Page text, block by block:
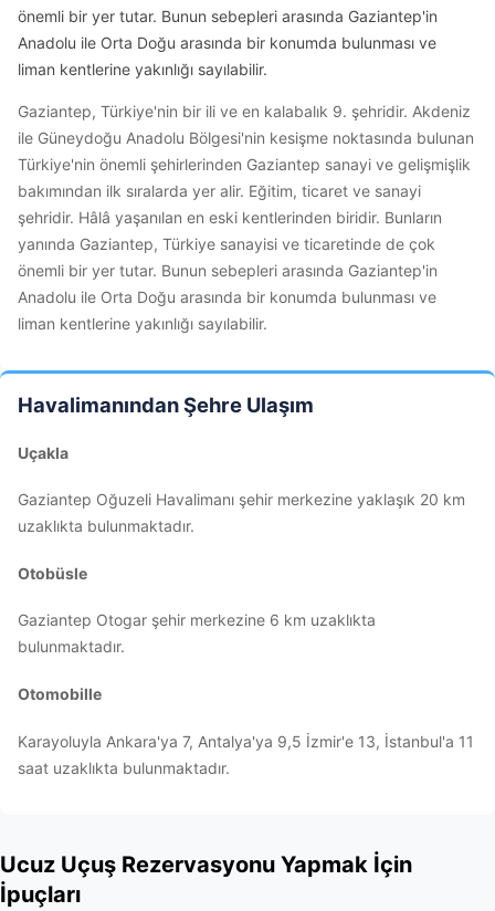
önemli bir yer tutar. Bunun sebepleri arasında Gaziantep'in
Anadolu ile Orta Doğu arasında bir konumda bulunması ve
liman kentlerine yakınlığı sayılabilir.
Gaziantep, Türkiye'nin bir ili ve en kalabalık 9. şehridir. Akdeniz
ile Güneydoğu Anadolu Bölgesi'nin kesişme noktasında bulunan
Türkiye'nin önemli şehirlerinden Gaziantep sanayi ve gelişmişlik
bakımından ilk sıralarda yer alir. Eğitim, ticaret ve sanayi
şehridir. Hâlâ yaşanılan en eski kentlerinden biridir. Bunların
yanında Gaziantep, Türkiye sanayisi ve ticaretinde de çok
önemli bir yer tutar. Bunun sebepleri arasında Gaziantep'in
Anadolu ile Orta Doğu arasında bir konumda bulunması ve
liman kentlerine yakınlığı sayılabilir.
Havalimanından Şehre Ulaşım
Uçakla
Gaziantep Oğuzeli Havalimanı şehir merkezine yaklaşık 20 km
uzaklıkta bulunmaktadır.
Otobüsle
Gaziantep Otogar şehir merkezine 6 km uzaklıkta
bulunmaktadır.
Otomobille
Karayoluyla Ankara'ya 7, Antalya'ya 9,5 İzmir'e 13, İstanbul'a 11
saat uzaklıkta bulunmaktadır.
Ucuz Uçuş Rezervasyonu Yapmak İçin
İpuçları